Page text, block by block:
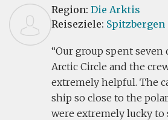
Region: Die Arktis
Reiseziele: Spitzbergen
Our group spent seven
Arctic Circle and the
extremely helpful. The
ship so close to the
were extremely lucky to